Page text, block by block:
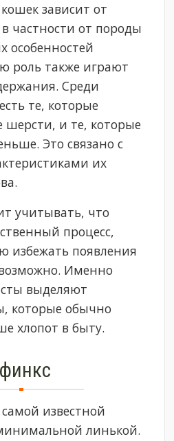
зависит от
частности от породы
особенностей
роль также играют
Среди
те, которые
шерсти, и те, которые
Это связано с
их
учитывать, что
процесс,
избежать появления
Именно
выделяют
которые обычно
хлопот в быту.
известной
линькой.